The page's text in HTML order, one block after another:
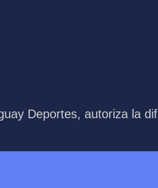
Deportes, autoriza la